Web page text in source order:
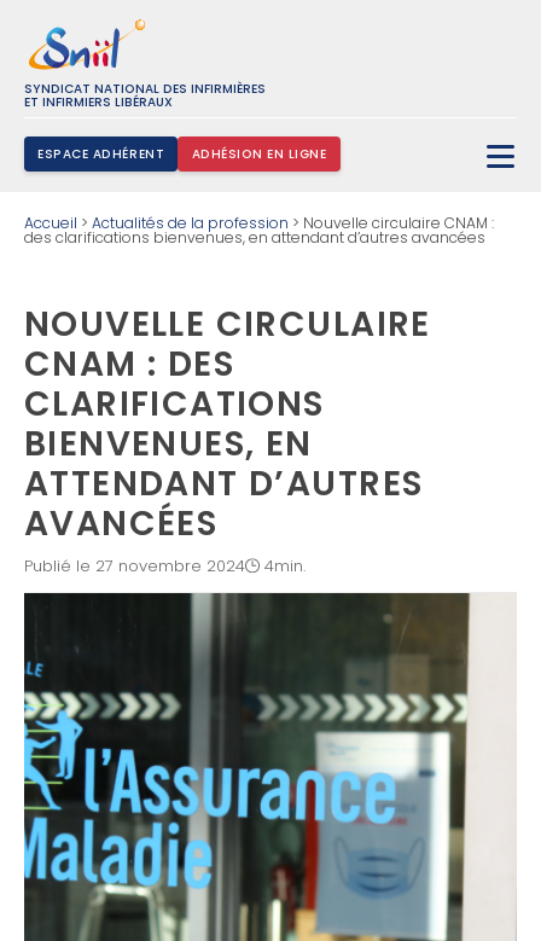
SYNDICAT NATIONAL DES INFIRMIÈRES
ET INFIRMIERS LIBÉRAUX
ESPACE ADHÉRENT ADHÉSION EN LIGNE
Accueil > Actualités de la profession > Nouvelle circulaire CNAM :
des clarifications bienvenues, en attendant d’autres avancées
NOUVELLE CIRCULAIRE
CNAM : DES
CLARIFICATIONS
BIENVENUES, EN
ATTENDANT D’AUTRES
AVANCÉES
Publié le 27 novembre 2024 4min.